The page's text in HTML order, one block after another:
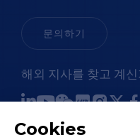
문의하기
해외 지사를 찾고 계